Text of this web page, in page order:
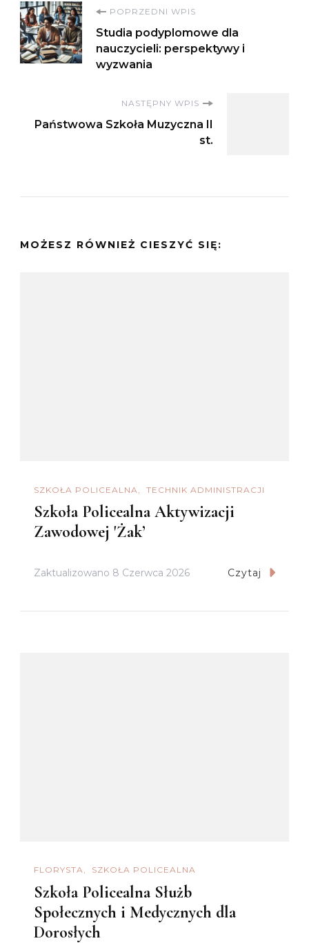
Nawigacja
wpisu
POPRZEDNI WPIS
Studia podyplomowe dla
nauczycieli: perspektywy i
wyzwania
NASTĘPNY WPIS
Państwowa Szkoła Muzyczna II
st.
MOŻESZ RÓWNIEŻ CIESZYĆ SIĘ:
SZKOŁA POLICEALNA TECHNIK ADMINISTRACJI
Szkoła Policealna Aktywizacji
Zawodowej 'Żak’
Zaktualizowano 8 Czerwca 2026 Czytaj
FLORYSTA SZKOŁA POLICEALNA
Szkoła Policealna Służb
Społecznych i Medycznych dla
Dorosłych